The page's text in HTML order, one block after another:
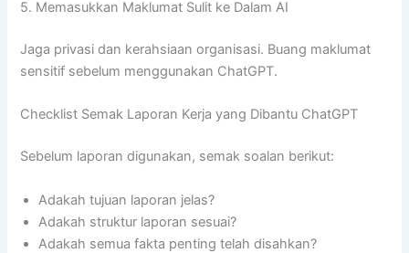
5. Memasukkan Maklumat Sulit ke Dalam AI
Jaga privasi dan kerahsiaan organisasi. Buang maklumat
sensitif sebelum menggunakan ChatGPT.
Checklist Semak Laporan Kerja yang Dibantu ChatGPT
Sebelum laporan digunakan, semak soalan berikut:
Adakah tujuan laporan jelas?
Adakah struktur laporan sesuai?
Adakah semua fakta penting telah disahkan?